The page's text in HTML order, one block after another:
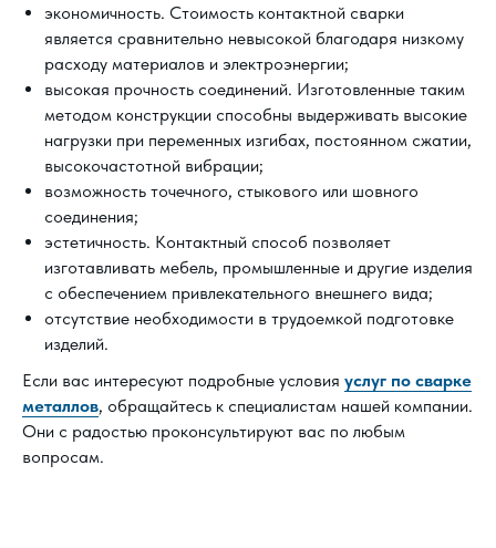
экономичность. Стоимость контактной сварки
является сравнительно невысокой благодаря низкому
расходу материалов и электроэнергии;
высокая прочность соединений. Изготовленные таким
методом конструкции способны выдерживать высокие
нагрузки при переменных изгибах, постоянном сжатии,
высокочастотной вибрации;
возможность точечного, стыкового или шовного
соединения;
эстетичность. Контактный способ позволяет
изготавливать мебель, промышленные и другие изделия
с обеспечением привлекательного внешнего вида;
отсутствие необходимости в трудоемкой подготовке
изделий.
Если вас интересуют подробные условия услуг по сварке
металлов, обращайтесь к специалистам нашей компании.
Они с радостью проконсультируют вас по любым
вопросам.